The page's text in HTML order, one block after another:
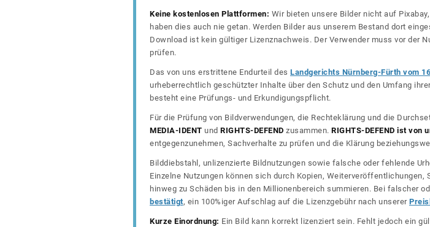
Keine kostenlosen Plattformen: Wir bieten unsere Bilder nicht auf
haben dies auch nie getan. Werden Bilder aus unserem Bestand dort
Download ist kein gültiger Lizenznachweis. Der Verwender muss vor der
prüfen.
Das von uns erstrittene Endurteil des Landgerichts Nürnberg-Fürth vom
urheberrechtlich geschützter Inhalte über den Schutz und den Umfang
besteht eine Prüfungs- und Erkundigungspflicht.
Für die Prüfung von Bildverwendungen, die Rechteklärung und die
MEDIA-IDENT und RIGHTS-DEFEND zusammen. RIGHTS-DEFEND ist
entgegenzunehmen, Sachverhalte zu prüfen und die Klärung
Bilddiebstahl, unlizenzierte Bildnutzungen sowie falsche oder fehlende
Einzelne Nutzungen können sich durch Kopien,
hinweg zu Schäden bis in den Millionenbereich summieren. Bei falscher
bestätigt, ein 100%iger Aufschlag auf die Lizenzgebühr nach unserer
Kurze Einordnung: Ein Bild kann korrekt lizenziert sein. Fehlt jedoch ein